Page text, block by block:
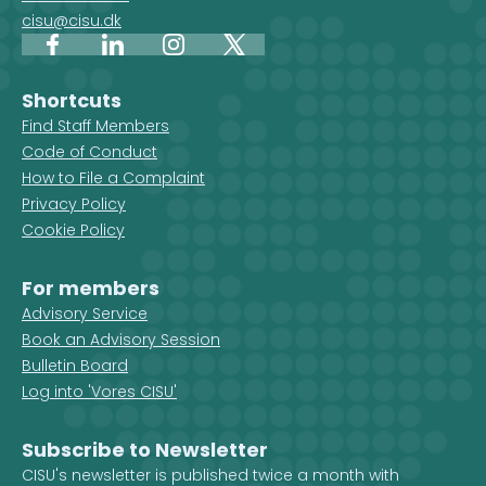
cisu@cisu.dk
FacebookLinkedInInstagram
X
Shortcuts
Find Staff Members
Code of Conduct
How to File a Complaint
Privacy Policy
Cookie Policy
For members
Advisory Service
Book an Advisory Session
Bulletin Board
Log into 'Vores CISU'
Subscribe to Newsletter
CISU's newsletter is published twice a month with